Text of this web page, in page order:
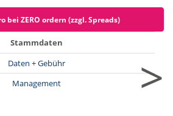
bei ZERO ordern (zzgl. Spreads)
Stammdaten
Daten + Gebühr
Management
>